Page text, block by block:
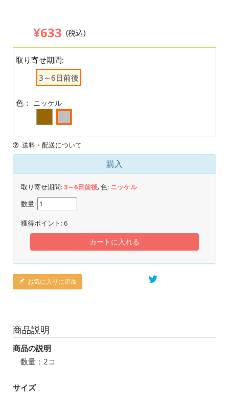
¥633 (税込)
取り寄せ期間:
3～6日前後
色： ニッケル
送料・配送について
購入
取り寄せ期間:3～6日前後, 色: ニッケル
数量:
獲得ポイント:6
カートに入れる
お気に入りに追加
商品説明
商品の説明
数量：2コ
サイズ